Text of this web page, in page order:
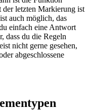
der letzten Markierung ist
auch möglich, das
einfach eine Antwort
dass du die Regeln
nicht gerne gesehen,
abgeschlossene